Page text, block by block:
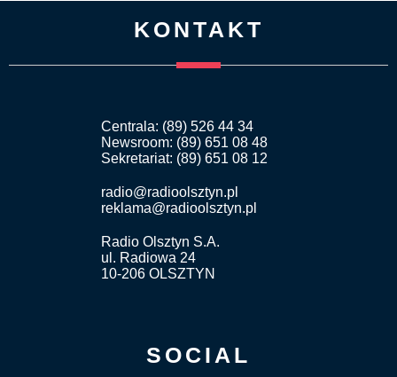
KONTAKT
Centrala: (89) 526 44 34
Newsroom: (89) 651 08 48
Sekretariat: (89) 651 08 12
radio@radioolsztyn.pl
reklama@radioolsztyn.pl
Radio Olsztyn S.A.
ul. Radiowa 24
10-206 OLSZTYN
SOCIAL